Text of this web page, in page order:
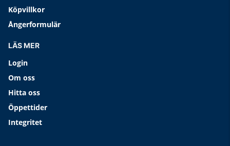
Köpvillkor
Ångerformulär
LÄS MER
Login
Om oss
Hitta oss
Öppettider
Integritet